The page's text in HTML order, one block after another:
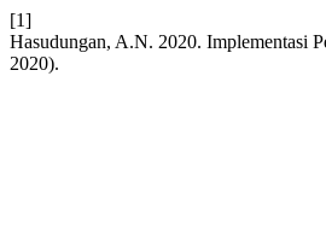
[1]
Hasudungan, A.N. 2020. Implementasi
2020).